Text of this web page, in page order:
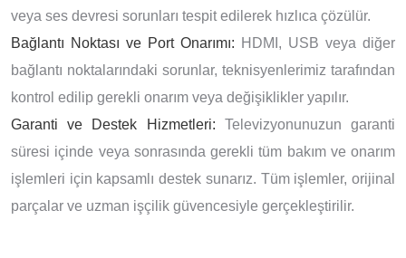
veya ses devresi sorunları tespit edilerek hızlıca çözülür.
Bağlantı Noktası ve Port Onarımı: HDMI, USB veya diğer
bağlantı noktalarındaki sorunlar, teknisyenlerimiz tarafından
kontrol edilip gerekli onarım veya değişiklikler yapılır.
Garanti ve Destek Hizmetleri: Televizyonunuzun garanti
süresi içinde veya sonrasında gerekli tüm bakım ve onarım
işlemleri için kapsamlı destek sunarız. Tüm işlemler, orijinal
parçalar ve uzman işçilik güvencesiyle gerçekleştirilir.